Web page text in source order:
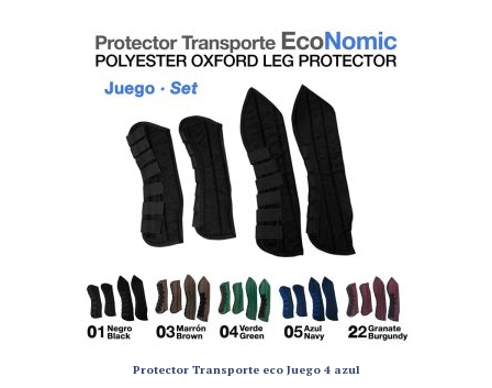
Protector Transporte eco Juego 4 azul